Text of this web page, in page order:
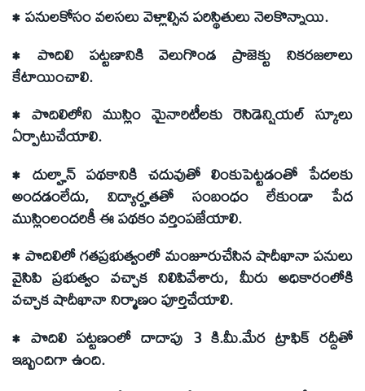
• పనులకోసం వలసలు వెళ్లాల్సిన పరిస్థితులు నెలకొన్నాయి.
• పొదిలి పట్టణానికి వెలుగొండ ప్రాజెక్టు నికరజలాలు
కేటాయించాలి.
• పొదిలిలోని ముస్లిం మైనారిటీలకు రెసిడెన్షియల్ స్కూలు
ఏర్పాటుచేయాలి.
• దుల్హాన్ పథకానికి చదువుతో లింకుపెట్టడంతో పేదలకు
అందడంలేదు, విద్యార్హతతో సంబంధం లేకుండా పేద
ముస్లింలందరికీ ఈ పథకం వర్తింపజేయాలి.
• పొదిలిలో గతప్రభుత్వంలో మంజూరుచేసిన షాదీఖానా పనులు
వైసిపి ప్రభుత్వం వచ్చాక నిలిపివేశారు, మీరు అధికారంలోకి
వచ్చాక షాదీఖానా నిర్మాణం పూర్తిచేయాలి.
• పొదిలి పట్టణంలో దాదాపు 3 కి.మీ.మేర ట్రాఫిక్ రద్దీతో
ఇబ్బందిగా ఉంది.